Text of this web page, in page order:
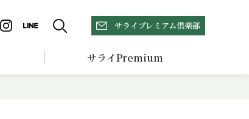
サライプレミアム倶楽部
サライPremium